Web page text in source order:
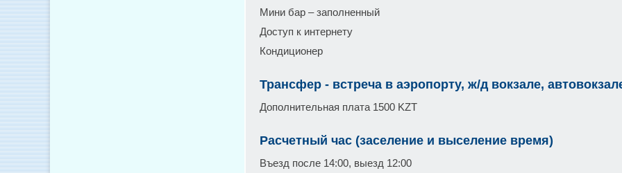
Мини бар – заполненный
Доступ к интернету
Кондиционер
Трансфер - встреча в аэропорту, ж/д вокзале,
Дополнительная плата 1500 KZT
Расчетный час (заселение и выселение время)
Въезд после 14:00, выезд 12:00